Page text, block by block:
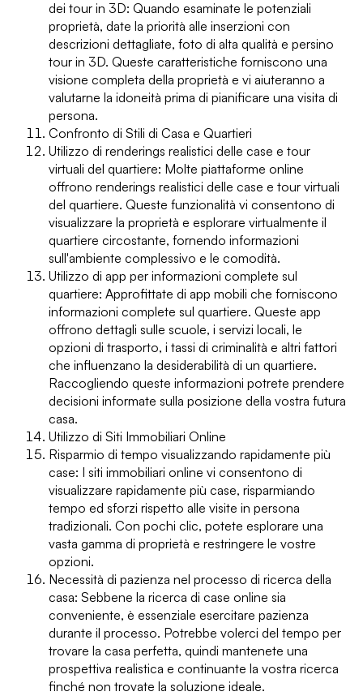
dei tour in 3D: Quando esaminate le potenziali
proprietà, date la priorità alle inserzioni con
descrizioni dettagliate, foto di alta qualità e persino
tour in 3D. Queste caratteristiche forniscono una
visione completa della proprietà e vi aiuteranno a
valutarne la idoneità prima di pianificare una visita di
persona.
Confronto di Stili di Casa e Quartieri
Utilizzo di renderings realistici delle case e tour
virtuali del quartiere: Molte piattaforme online
offrono renderings realistici delle case e tour virtuali
del quartiere. Queste funzionalità vi consentono di
visualizzare la proprietà e esplorare virtualmente il
quartiere circostante, fornendo informazioni
sull'ambiente complessivo e le comodità.
Utilizzo di app per informazioni complete sul
quartiere: Approfittate di app mobili che forniscono
informazioni complete sul quartiere. Queste app
offrono dettagli sulle scuole, i servizi locali, le
opzioni di trasporto, i tassi di criminalità e altri fattori
che influenzano la desiderabilità di un quartiere.
Raccogliendo queste informazioni potrete prendere
decisioni informate sulla posizione della vostra futura
casa.
Utilizzo di Siti Immobiliari Online
Risparmio di tempo visualizzando rapidamente più
case: I siti immobiliari online vi consentono di
visualizzare rapidamente più case, risparmiando
tempo ed sforzi rispetto alle visite in persona
tradizionali. Con pochi clic, potete esplorare una
vasta gamma di proprietà e restringere le vostre
opzioni.
Necessità di pazienza nel processo di ricerca della
casa: Sebbene la ricerca di case online sia
conveniente, è essenziale esercitare pazienza
durante il processo. Potrebbe volerci del tempo per
trovare la casa perfetta, quindi mantenete una
prospettiva realistica e continuante la vostra ricerca
finché non trovate la soluzione ideale.